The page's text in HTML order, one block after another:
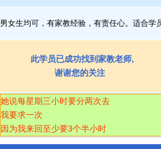
男女生均可，有家教经验，有责任心。适合学
此学员已成功找到家教老师,
谢谢您的关注
她说每星期三小时要分两次去
我要求一次
因为我来回至少要3个半小时